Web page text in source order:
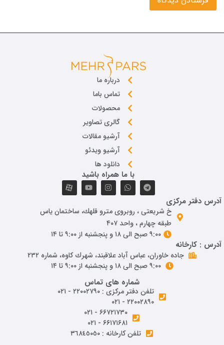
درباره ما
تماس باما
محصولات
گالری تصاویر
آرشیو مقالات
آرشیو ویدئو
دانلود ها
با ما همراه باشید
آدرس دفتر مرکزی
خ شريعتی ، روبروی مترو قلهك، ساختمان ياس
طبقه چهارم ، واحد ۴۰۷
۹:۰۰ صبح الی ۱۸ و پنجشنبه از ۹:۰۰ تا ۱۴
آدرس : کارخانه
جاده خاوران، عباس آباد علاقبند، شهرك كاوه، شماره ٢٣٢
۹:۰۰ صبح الی ۱۸ و پنجشنبه از ۹:۰۰ تا ۱۴
شماره های تماس
تلفن دفتر مرکزی : ۲۲۰۰۲۷۹۰ - ۰۲۱
۲۲۰۰۲۸۹۰ - ۰۲۱
۶۶۷۲۱۷۳۰ - ۰۲۱
۶۶۱۷۱۶۸۱ - ۰۲۱
تلفن کارخانه : ٣٦٨٤٥٠٥٠